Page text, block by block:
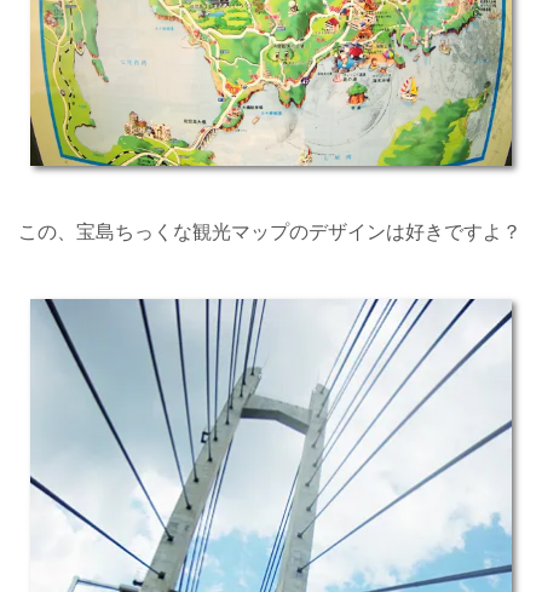
この、宝島ちっくな観光マップのデザインは好きですよ？